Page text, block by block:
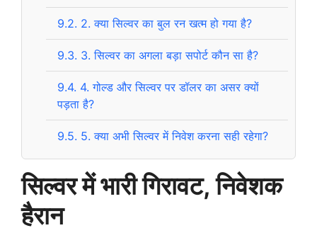
9.2. 2. क्या सिल्वर का बुल रन खत्म हो गया है?
9.3. 3. सिल्वर का अगला बड़ा सपोर्ट कौन सा है?
9.4. 4. गोल्ड और सिल्वर पर डॉलर का असर क्यों
पड़ता है?
9.5. 5. क्या अभी सिल्वर में निवेश करना सही रहेगा?
सिल्वर में भारी गिरावट, निवेशक
हैरान